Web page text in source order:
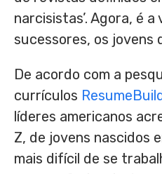
narcisistas’. Agora, é a
sucessores, os jovens
De acordo com a
currículos
líderes americanos
Z, de jovens nascidos
mais difícil de se